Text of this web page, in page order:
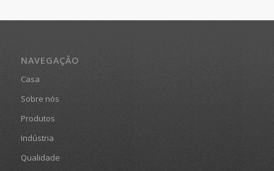
NAVEGAÇÃO
Casa
Sobre nós
Produtos
Indústria
Qualidade